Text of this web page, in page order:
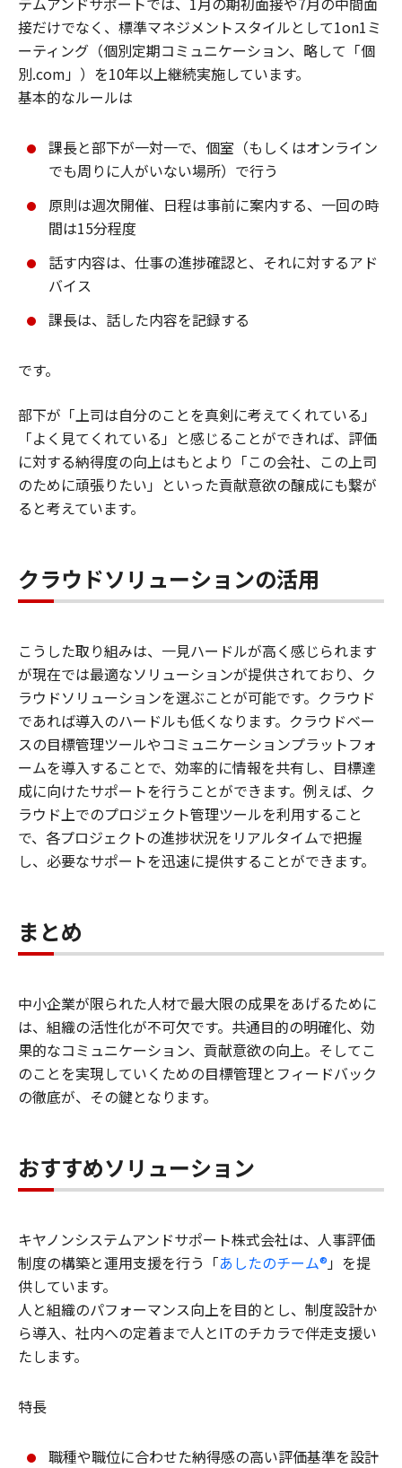
接だけでなく、標準マネジメントスタイルとして1on1ミ
ーティング（個別定期コミュニケーション、略して「個
別.com」）を10年以上継続実施しています。
基本的なルールは
課長と部下が一対一で、個室（もしくはオンライン
でも周りに人がいない場所）で行う
原則は週次開催、日程は事前に案内する、一回の時
間は15分程度
話す内容は、仕事の進捗確認と、それに対するアド
バイス
課長は、話した内容を記録する
です。
部下が「上司は自分のことを真剣に考えてくれている」
「よく見てくれている」と感じることができれば、評価
に対する納得度の向上はもとより「この会社、この上司
のために頑張りたい」といった貢献意欲の醸成にも繋が
ると考えています。
クラウドソリューションの活用
こうした取り組みは、一見ハードルが高く感じられます
が現在では最適なソリューションが提供されており、ク
ラウドソリューションを選ぶことが可能です。クラウド
であれば導入のハードルも低くなります。クラウドベー
スの目標管理ツールやコミュニケーションプラットフォ
ームを導入することで、効率的に情報を共有し、目標達
成に向けたサポートを行うことができます。例えば、ク
ラウド上でのプロジェクト管理ツールを利用すること
で、各プロジェクトの進捗状況をリアルタイムで把握
し、必要なサポートを迅速に提供することができます。
まとめ
中小企業が限られた人材で最大限の成果をあげるために
は、組織の活性化が不可欠です。共通目的の明確化、効
果的なコミュニケーション、貢献意欲の向上。そしてこ
のことを実現していくための目標管理とフィードバック
の徹底が、その鍵となります。
おすすめソリューション
キヤノンシステムアンドサポート株式会社は、人事評価
制度の構築と運用支援を行う「あしたのチーム®」を提
供しています。
人と組織のパフォーマンス向上を目的とし、制度設計か
ら導入、社内への定着まで人とITのチカラで伴走支援い
たします。
特長
職種や職位に合わせた納得感の高い評価基準を設計